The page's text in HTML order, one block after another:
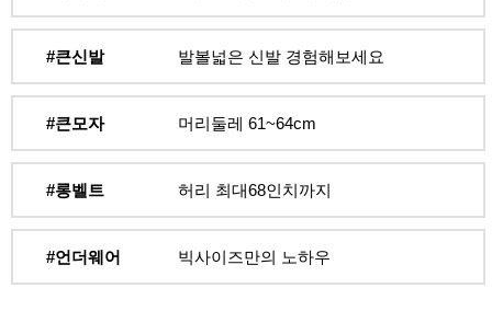
#큰신발 발볼넓은 신발 경험해보세요
#큰모자 머리둘레 61~64cm
#롱벨트 허리 최대68인치까지
#언더웨어 빅사이즈만의 노하우